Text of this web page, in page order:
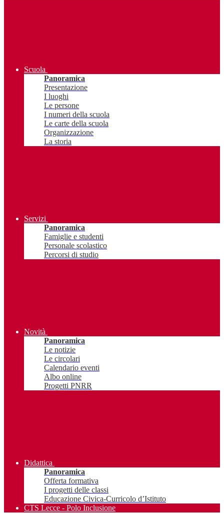
Scuola
Panoramica
Presentazione
I luoghi
Le persone
I numeri della scuola
Le carte della scuola
Organizzazione
La storia
Servizi
Panoramica
Famiglie e studenti
Personale scolastico
Percorsi di studio
Novità
Panoramica
Le notizie
Le circolari
Calendario eventi
Albo online
Progetti PNRR
Didattica
Panoramica
Offerta formativa
I progetti delle classi
Educazione Civica-Curricolo d’Istituto
CTS Lecce - Polo Inclusione